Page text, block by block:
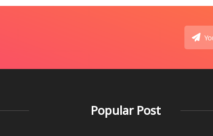
Popular Post